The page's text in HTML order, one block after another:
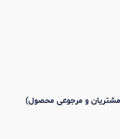
و مرجوعی محصول)